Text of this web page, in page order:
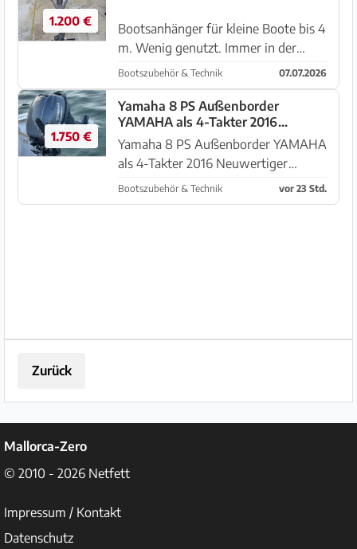
1.200 €
Bootsanhänger für kleine Boote bis 4
m. Wenig genutzt. Immer in der
Garage. Schloß. Bootszubehör, wie
Anker, Schwimmwesten, Badeleiter,
Paddel, ect.
Bootszubehör & Technik 07.07.2026
1.750 €
Yamaha 8 PS Außenborder
YAMAHA als 4-Takter 2016
Neuwertiger Zustand mit Tank
Abholung Portocolom
Yamaha 8 PS Außenborder YAMAHA
als 4-Takter 2016 Neuwertiger
Zustand mit Tank Abholung
Portocolom Außenborder: Yamaha
Bootszubehör & Technik vor 23 Std.
Zurück
Mallorca-Zero
© 2010 - 2026 Netfett
Impressum / Kontakt
Datenschutz